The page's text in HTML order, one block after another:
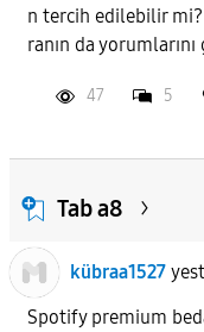
n tercih edilebilir
ranın da
47 5
Tab a8
kübraa1527
Spotify premium